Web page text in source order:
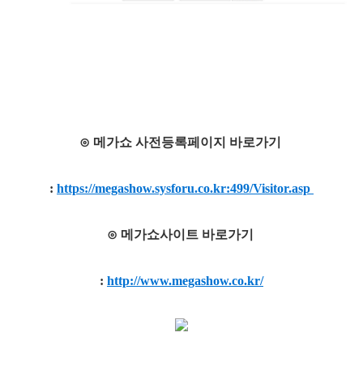
⊙ 메가쇼 사전등록페이지 바로가기
: https://megashow.sysforu.co.kr:499/Visitor.asp
⊙ 메가쇼사이트 바로가기
: http://www.megashow.co.kr/